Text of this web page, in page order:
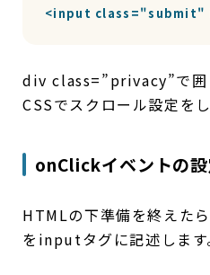
<input class="submit"
div class=”privacy”で囲
CSSでスクロール設定をし
onClickイベントの
HTMLの下準備を終えた
をinputタグに記述します